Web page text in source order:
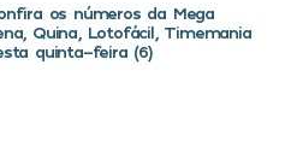
os números da Mega
Quina, Lotofácil, Timemania
quinta-feira (6)